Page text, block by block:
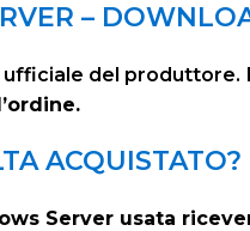
–
ufficiale del produttore.
ACQUISTATO?
Server usata